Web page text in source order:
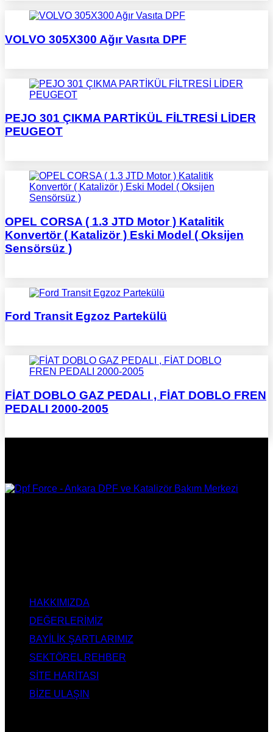
VOLVO 305X300 Ağır Vasıta DPF
PEJO 301 ÇIKMA PARTİKÜL FİLTRESİ LİDER
PEUGEOT
OPEL CORSA ( 1.3 JTD Motor ) Katalitik
Konvertör ( Katalizör ) Eski Model ( Oksijen
Sensörsüz )
Ford Transit Egzoz Partekülü
FİAT DOBLO GAZ PEDALI , FİAT DOBLO FREN
PEDALI 2000-2005
HAKKIMIZDA
DEĞERLERİMİZ
BAYİLİK ŞARTLARIMIZ
SEKTÖREL REHBER
SİTE HARİTASI
BİZE ULAŞIN